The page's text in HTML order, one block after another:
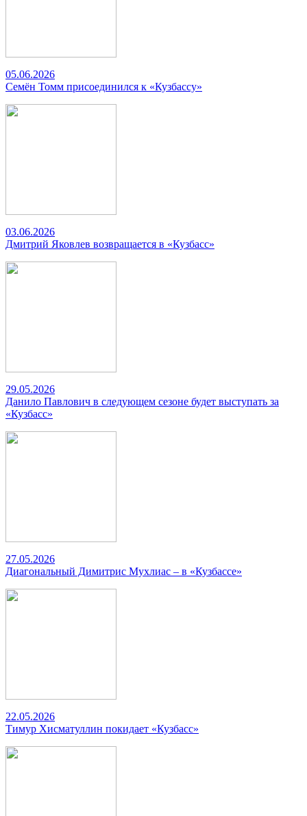
05.06.2026
Семён Томм присоединился к «Кузбассу»
03.06.2026
Дмитрий Яковлев возвращается в «Кузбасс»
29.05.2026
Данило Павлович в следующем сезоне будет выступать за
«Кузбасс»
27.05.2026
Диагональный Димитрис Мухлиас – в «Кузбассе»
22.05.2026
Тимур Хисматуллин покидает «Кузбасс»